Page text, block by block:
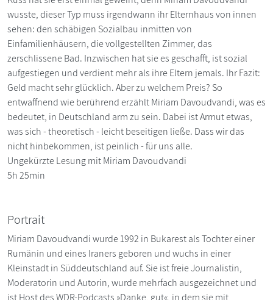
wusste, dieser Typ muss irgendwann ihr Elternhaus von innen
sehen: den schäbigen Sozialbau inmitten von
Einfamilienhäusern, die vollgestellten Zimmer, das
zerschlissene Bad. Inzwischen hat sie es geschafft, ist sozial
aufgestiegen und verdient mehr als ihre Eltern jemals. Ihr Fazit:
Geld macht sehr glücklich. Aber zu welchem Preis? So
entwaffnend wie berührend erzählt Miriam Davoudvandi, was es
bedeutet, in Deutschland arm zu sein. Dabei ist Armut etwas,
was sich - theoretisch - leicht beseitigen ließe. Dass wir das
nicht hinbekommen, ist peinlich - für uns alle.
Ungekürzte Lesung mit Miriam Davoudvandi
5h 25min
Portrait
Miriam Davoudvandi wurde 1992 in Bukarest als Tochter einer
Rumänin und eines Iraners geboren und wuchs in einer
Kleinstadt in Süddeutschland auf. Sie ist freie Journalistin,
Moderatorin und Autorin, wurde mehrfach ausgezeichnet und
ist Host des WDR-Podcasts »Danke, gut«, in dem sie mit